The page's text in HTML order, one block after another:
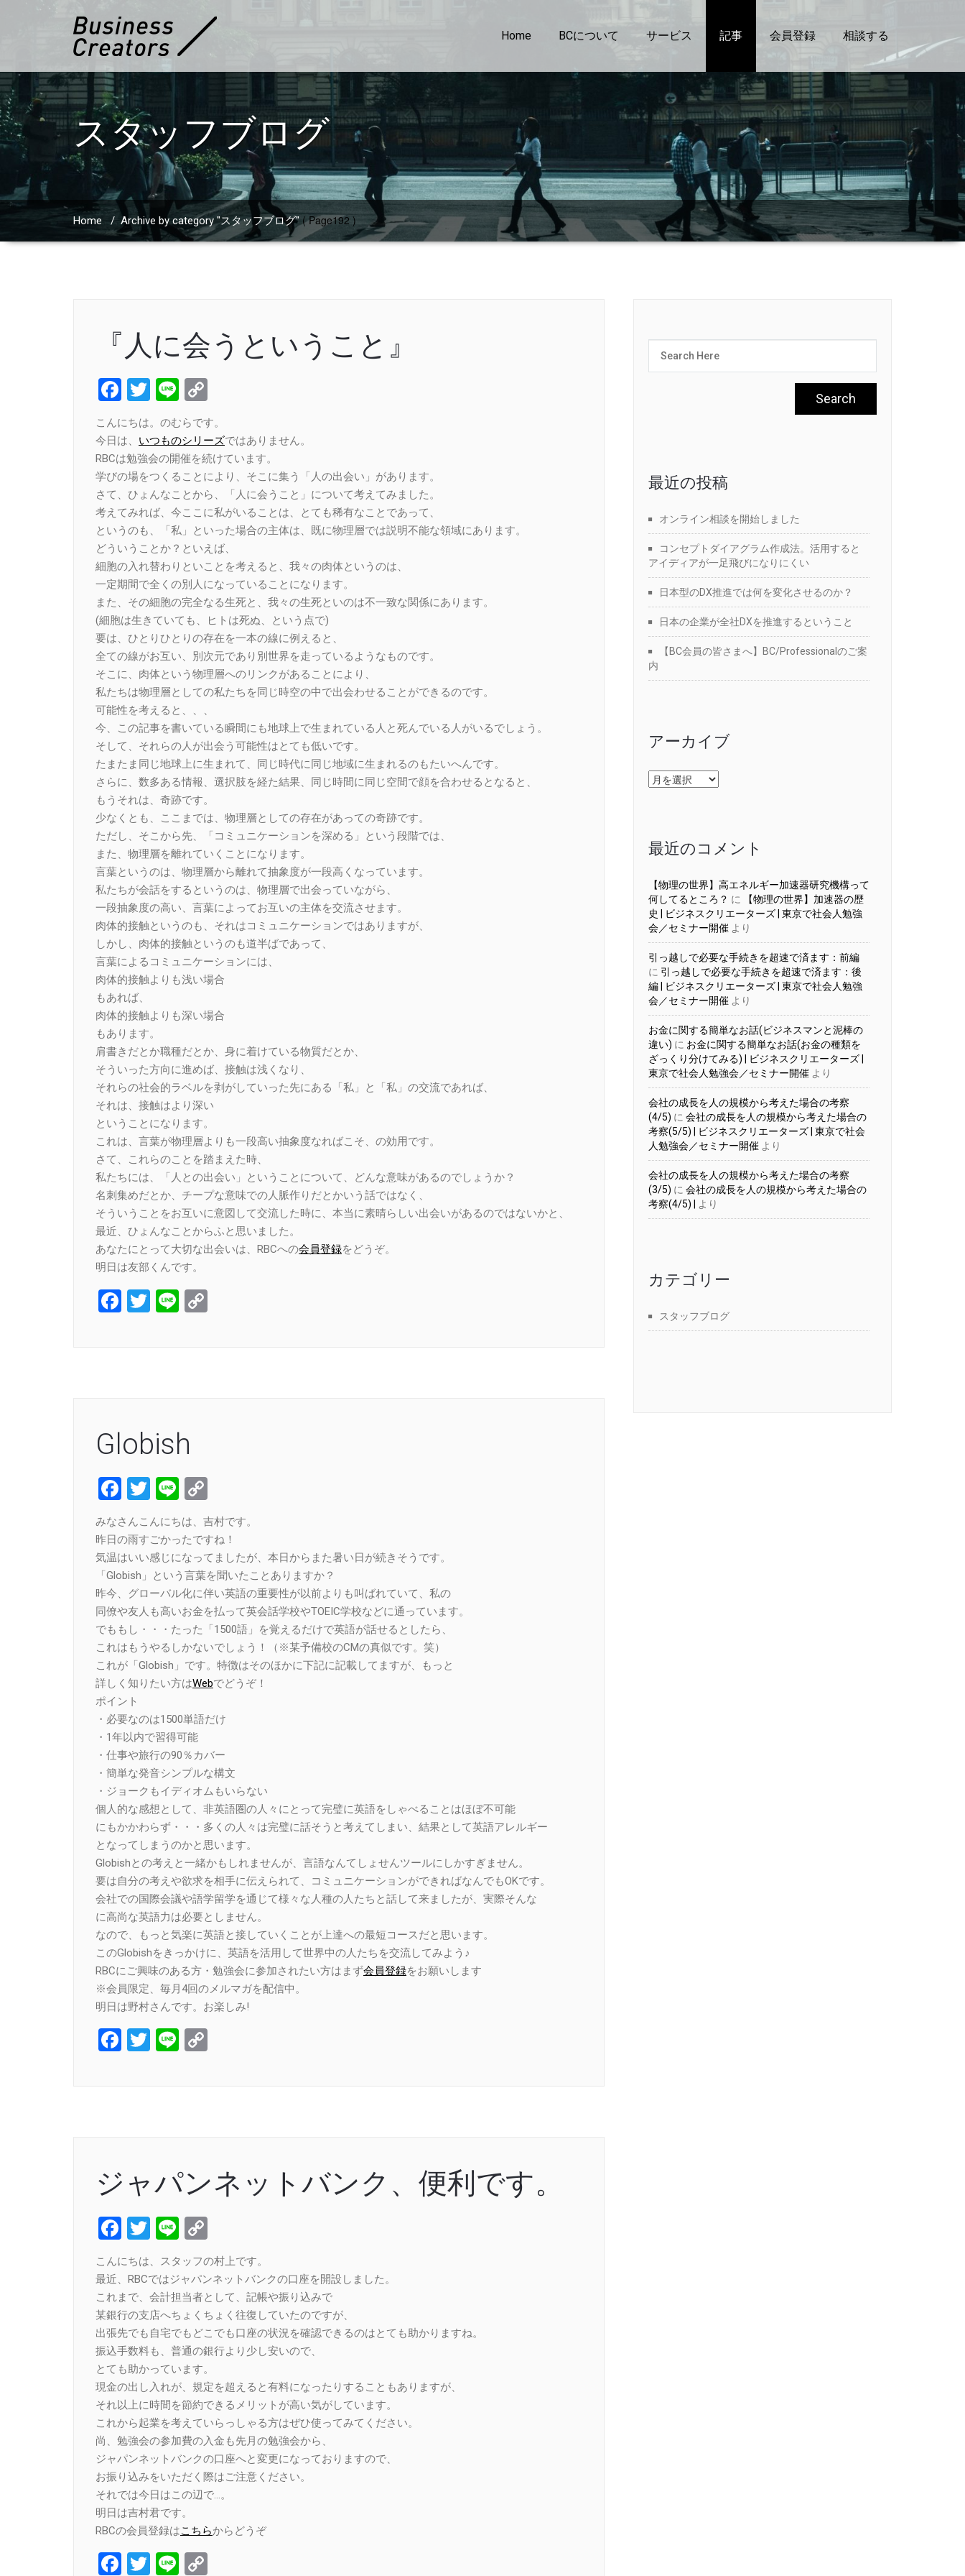
Home BCについて サービス 記事 会員登録 相談する
スタッフブログ
Home / Archive by category "スタッフブログ" ( Page192 )
『人に会うということ』
Facebook
Twitter
Line
Link
こんにちは。のむらです。
今日は、 いつものシリーズではありません。
RBCは勉強会の開催を続けています。
学びの場をつくることにより、そこに集う「人の出会い」があります。
さて、ひょんなことから、「人に会うこと」について考えてみました。
考えてみれば、今ここに私がいることは、とても稀有なことであって、
というのも、「私」といった場合の主体は、既に物理層では説明不能な領域にあります。
どういうことか？といえば、
細胞の入れ替わりといことを考えると、我々の肉体というのは、
一定期間で全くの別人になっていることになります。
また、その細胞の完全なる生死と、我々の生死といのは不一致な関係にあります。
(細胞は生きていても、ヒトは死ぬ、という点で)
要は、ひとりひとりの存在を一本の線に例えると、
全ての線がお互い、別次元であり別世界を走っているようなものです。
そこに、肉体という物理層へのリンクがあることにより、
私たちは物理層としての私たちを同じ時空の中で出会わせることができるのです。
可能性を考えると、、、
今、この記事を書いている瞬間にも地球上で生まれている人と死んでいる人がいるでしょう。
そして、それらの人が出会う可能性はとても低いです。
たまたま同じ地球上に生まれて、同じ時代に同じ地域に生まれるのもたいへんです。
さらに、数多ある情報、選択肢を経た結果、同じ時間に同じ空間で顔を合わせるとなると、
もうそれは、奇跡です。
少なくとも、ここまでは、物理層としての存在があっての奇跡です。
ただし、そこから先、「コミュニケーションを深める」という段階では、
また、物理層を離れていくことになります。
言葉というのは、物理層から離れて抽象度が一段高くなっています。
私たちが会話をするというのは、物理層で出会っていながら、
一段抽象度の高い、言葉によってお互いの主体を交流させます。
肉体的接触というのも、それはコミュニケーションではありますが、
しかし、肉体的接触というのも道半ばであって、
言葉によるコミュニケーションには、
肉体的接触よりも浅い場合
もあれば、
肉体的接触よりも深い場合
もあります。
肩書きだとか職種だとか、身に着けている物質だとか、
そういった方向に進めば、接触は浅くなり、
それらの社会的ラベルを剥がしていった先にある「私」と「私」の交流であれば、
それは、接触はより深い
ということになります。
これは、言葉が物理層よりも一段高い抽象度なればこそ、の効用です。
さて、これらのことを踏まえた時、
私たちには、「人との出会い」ということについて、どんな意味があるのでしょうか？
名刺集めだとか、チープな意味での人脈作りだとかいう話ではなく、
そういうことをお互いに意図して交流した時に、本当に素晴らしい出会いがあるのではないかと、
最近、ひょんなことからふと思いました。
あなたにとって大切な出会いは、RBCへの会員登録をどうぞ。
明日は友部くんです。
Facebook
Twitter
Line
Globish
Facebook
Twitter
Line
Link
みなさんこんにちは、吉村です。
昨日の雨すごかったですね！
気温はいい感じになってましたが、本日からまた暑い日が続きそうです。
「Globish」という言葉を聞いたことありますか？
昨今、グローバル化に伴い英語の重要性が以前よりも叫ばれていて、私の
同僚や友人も高いお金を払って英会話学校やTOEIC学校などに通っています。
でももし・・・たった「1500語」を覚えるだけで英語が話せるとしたら、
これはもうやるしかないでしょう！（※某予備校のCMの真似です。笑）
これが「Globish」です。特徴はそのほかに下記に記載してますが、もっと
詳しく知りたい方はWebでどうぞ！
ポイント
・必要なのは1500単語だけ
・1年以内で習得可能
・仕事や旅行の90％カバー
・簡単な発音シンプルな構文
・ジョークもイディオムもいらない
個人的な感想として、非英語圏の人々にとって完璧に英語をしゃべることはほぼ不可能
にもかかわらず・・・多くの人々は完璧に話そうと考えてしまい、結果として英語アレルギー
となってしまうのかと思います。
Globishとの考えと一緒かもしれませんが、言語なんてしょせんツールにしかすぎません。
要は自分の考えや欲求を相手に伝えられて、コミュニケーションができればなんでもOKです。
会社での国際会議や語学留学を通じて様々な人種の人たちと話して来ましたが、実際そんな
に高尚な英語力は必要としません。
なので、もっと気楽に英語と接していくことが上達への最短コースだと思います。
このGlobishをきっかけに、英語を活用して世界中の人たちを交流してみよう♪
RBCにご興味のある方・勉強会に参加されたい方はまず会員登録をお願いします
※会員限定、毎月4回のメルマガを配信中。
明日は野村さんです。お楽しみ!
Facebook
Twitter
Line
ジャパンネットバンク、便利です。
Facebook
Twitter
Line
Link
こんにちは、スタッフの村上です。
最近、RBCではジャパンネットバンクの口座を開設しました。
これまで、会計担当者として、記帳や振り込みで
某銀行の支店へちょくちょく往復していたのですが、
出張先でも自宅でもどこでも口座の状況を確認できるのはとても助かりますね。
振込手数料も、普通の銀行より少し安いので、
とても助かっています。
現金の出し入れが、規定を超えると有料になったりすることもありますが、
それ以上に時間を節約できるメリットが高い気がしています。
これから起業を考えていらっしゃる方はぜひ使ってみてください。
尚、勉強会の参加費の入金も先月の勉強会から、
ジャパンネットバンクの口座へと変更になっておりますので、
お振り込みをいただく際はご注意ください。
それでは今日はこの辺で…。
明日は吉村君です。
RBCの会員登録はこちらからどうぞ
Facebook
Twitter
Line
最近の投稿
オンライン相談を開始しました
コンセプトダイアグラム作成法。活用すると
アイディアが一足飛びになりにくい
日本型のDX推進では何を変化させるのか？
日本の企業が全社DXを推進するということ
【BC会員の皆さまへ】BC/Professionalのご案
内
アーカイブ
ア
ー
最近のコメント
【物理の世界】高エネルギー加速器研究機構って
何してるところ？ に
【物理の世界】加速器の歴
史 | ビジネスクリエーターズ | 東京で社会人勉強
会／セミナー開催 より
引っ越しで必要な手続きを超速で済ます：前編
に 引っ越しで必要な手続きを超速で済ます：後
編 | ビジネスクリエーターズ | 東京で社会人勉強
会／セミナー開催 より
お金に関する簡単なお話(ビジネスマンと泥棒の
違い) に お金に関する簡単なお話(お金の種類を
ざっくり分けてみる) | ビジネスクリエーターズ |
東京で社会人勉強会／セミナー開催 より
会社の成長を人の規模から考えた場合の考察
(4/5) に 会社の成長を人の規模から考えた場合の
考察(5/5) | ビジネスクリエーターズ | 東京で社会
人勉強会／セミナー開催 より
会社の成長を人の規模から考えた場合の考察
(3/5) に 会社の成長を人の規模から考えた場合の
考察(4/5) |
より
カテゴリー
スタッフブログ